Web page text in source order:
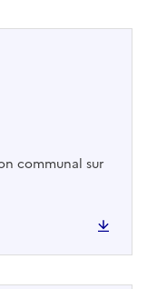
communal sur